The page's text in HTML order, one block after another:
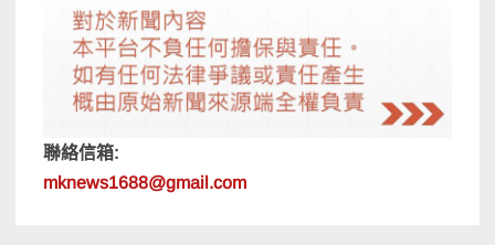
聯絡信箱:
mknews1688@gmail.com